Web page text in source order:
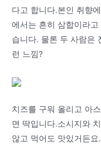
다고 합니다.본인 취향
에서는 흔히 삼합이라
습니다. 물론 두 사람은
런 느낌?
치즈를 구워 올리고 아
면 딱입니다.소시지와
않고 먹어도 맛있거든